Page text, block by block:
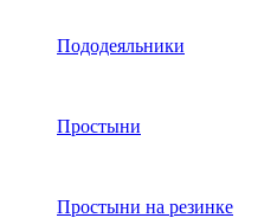
Пододеяльники
Простыни
Простыни на резинке